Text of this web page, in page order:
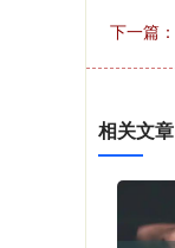
下一篇：
相关文章